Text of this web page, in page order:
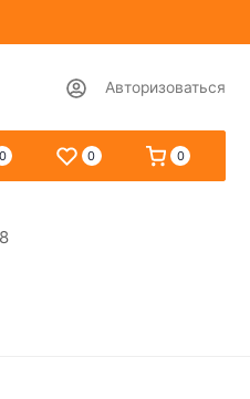
Авторизоваться
0 0 0